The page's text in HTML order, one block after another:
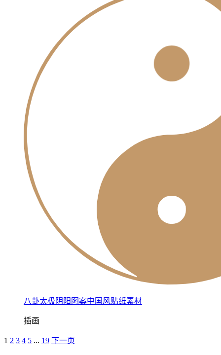
八卦太极阴阳图案中国风贴纸素材
插画
1 2 3 4 5 ... 19 下一页